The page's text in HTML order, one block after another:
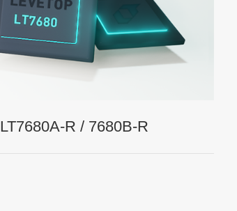
LT7680A-R / 7680B-R